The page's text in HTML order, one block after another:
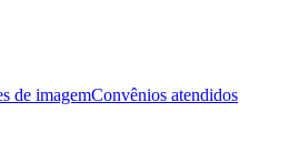
de imagemConvênios atendidos